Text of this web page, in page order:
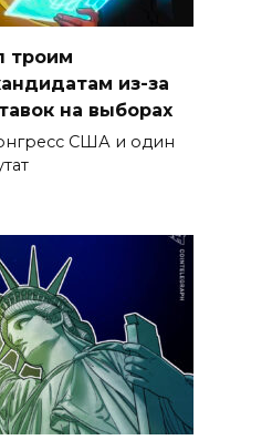
троим
из-за
на выборах
США и один